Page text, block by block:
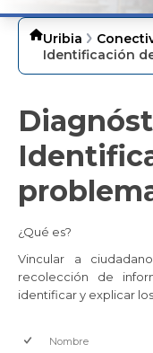
Uribia
Identificación
¿Qué es?
Vincular a
recolección de
identificar y explicar
Nombre